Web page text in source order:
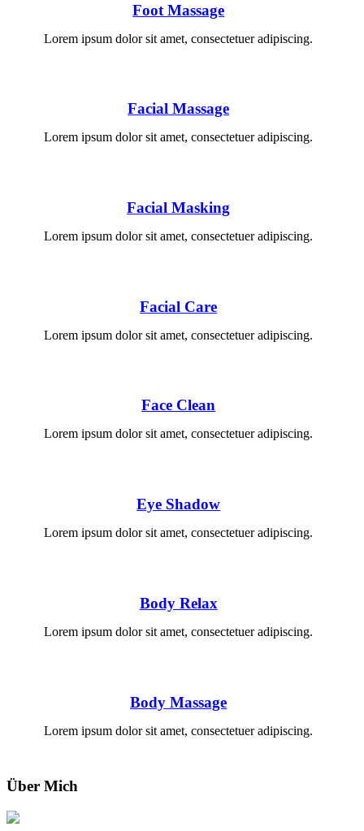
Foot Massage
Lorem ipsum dolor sit amet, consectetuer adipiscing.
Facial Massage
Lorem ipsum dolor sit amet, consectetuer adipiscing.
Facial Masking
Lorem ipsum dolor sit amet, consectetuer adipiscing.
Facial Care
Lorem ipsum dolor sit amet, consectetuer adipiscing.
Face Clean
Lorem ipsum dolor sit amet, consectetuer adipiscing.
Eye Shadow
Lorem ipsum dolor sit amet, consectetuer adipiscing.
Body Relax
Lorem ipsum dolor sit amet, consectetuer adipiscing.
Body Massage
Lorem ipsum dolor sit amet, consectetuer adipiscing.
Über Mich